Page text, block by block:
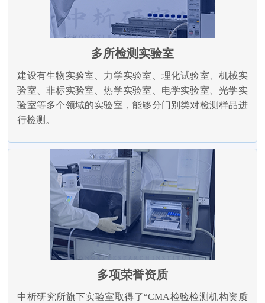
多所检测实验室
建设有生物实验室、力学实验室、理化试验室、机械实
验室、非标实验室、热学实验室、电学实验室、光学实
验室等多个领域的实验室，能够分门别类对检测样品进
行检测。
多项荣誉资质
中析研究所旗下实验室取得了“CMA检验检测机构资质